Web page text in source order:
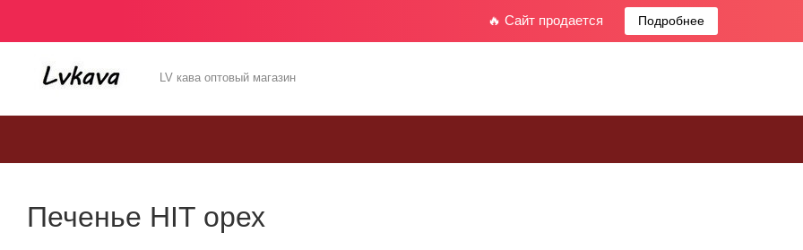
🔥 Сайт продается Подробнее
LV кава оптовый магазин
Печенье HIT орех